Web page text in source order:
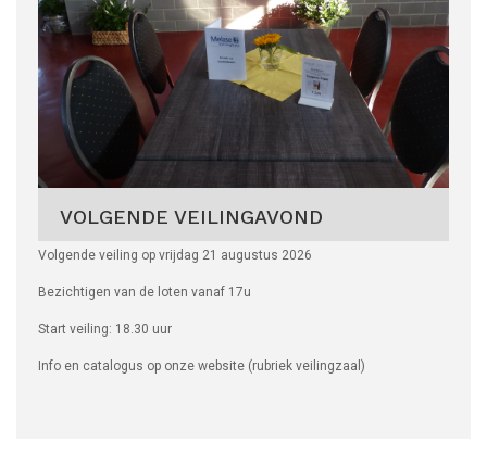
VOLGENDE VEILINGAVOND
Volgende veiling op vrijdag 21 augustus 2026
Bezichtigen van de loten vanaf 17u
Start veiling: 18.30 uur
Info en catalogus op onze website (rubriek veilingzaal)